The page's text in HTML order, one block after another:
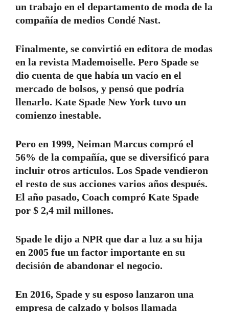
un trabajo en el departamento de moda de la
compañía de medios Condé Nast.
Finalmente, se convirtió en editora de modas
en la revista Mademoiselle. Pero Spade se
dio cuenta de que había un vacío en el
mercado de bolsos, y pensó que podría
llenarlo. Kate Spade New York tuvo un
comienzo inestable.
Pero en 1999, Neiman Marcus compró el
56% de la compañía, que se diversificó para
incluir otros artículos. Los Spade vendieron
el resto de sus acciones varios años después.
El año pasado, Coach compró Kate Spade
por $ 2,4 mil millones.
Spade le dijo a NPR que dar a luz a su hija
en 2005 fue un factor importante en su
decisión de abandonar el negocio.
En 2016, Spade y su esposo lanzaron una
empresa de calzado y bolsos llamada